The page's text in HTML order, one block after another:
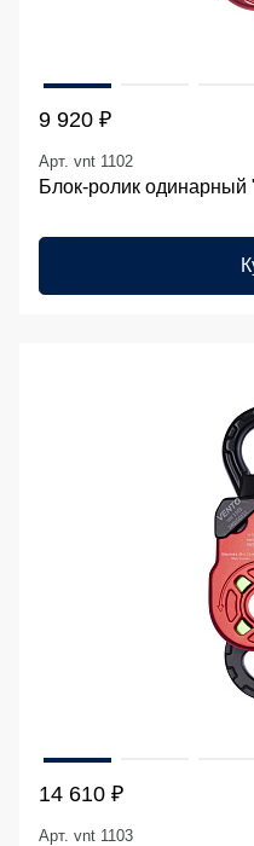
9 920 ₽
Арт. vnt 1102
Блок-ролик одинарный
14 610 ₽
Арт. vnt 1103